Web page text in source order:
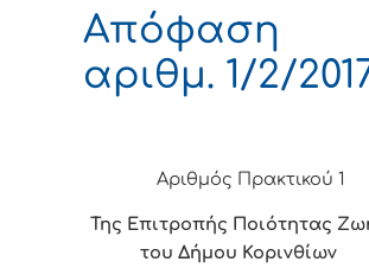
Απόφαση
αριθμ. 1/2/
Αριθμός Πρακτικού 1
Της Επιτροπής Ποιότητας
του Δήμου Κορινθίων